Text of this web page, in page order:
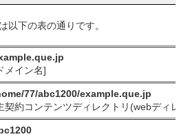
以下の表の通りです。
メイン名]
77/abc1200/example.que.jp
契約コンテンツディレクトリ(webディ